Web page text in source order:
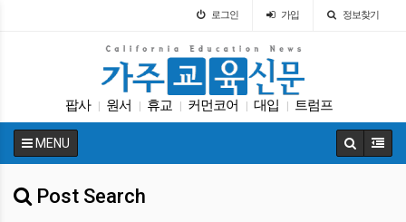
로그인 가입 정보찾기
팝사 원서 휴교 커먼코어 대입 트럼프
학교급식 특별활동 Fafsa 에세이
MENU
Post Search